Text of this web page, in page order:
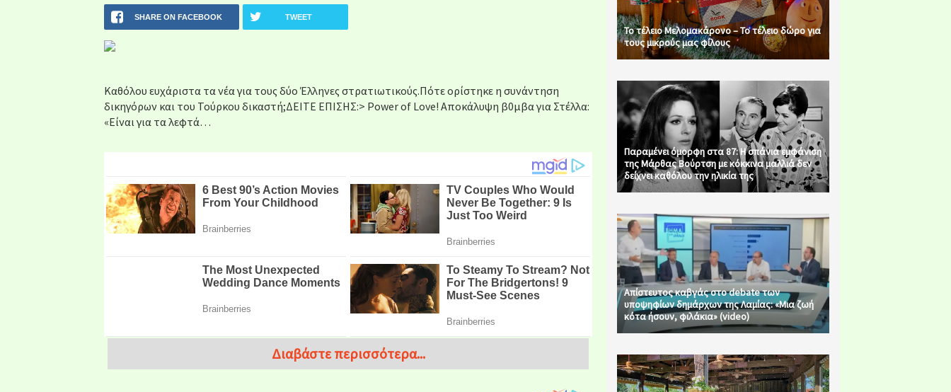
SHARE ON FACEBOOK TWEET
Καθόλου ευχάριστα τα νέα για τους δύο Έλληνες στρατιωτικούς.Πότε ορίστηκε η συνάντηση
δικηγόρων και του Τούρκου δικαστή;ΔΕΙΤΕ ΕΠΙΣΗΣ:> Power of Love! Αποκάλυψη β0μβα για Στέλλα:
«Είναι για τα λεφτά…
Διαβάστε περισσότερα...
Το τέλειο Μελομακάρονο – Το τέλειο δώρο για
τους μικρούς μας φίλους
Παραμένει όμορφη στα 87: Η σπάνια εμφάνιση
της Μάρθας Βούρτση με κόκκινα μαλλιά δεν
δείχνει καθόλου την ηλικία της
Απίστευτος καβγάς στο debate των
υποψηφίων δημάρχων της Λαμίας: «Μια ζωή
κότα ήσουν, φιλάκια» (video)